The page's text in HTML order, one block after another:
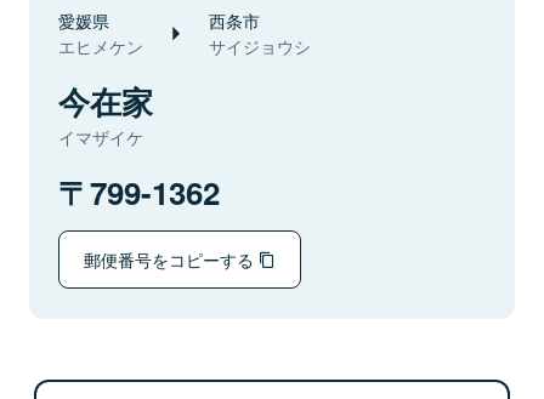
愛媛県
エヒメケン
西条市
サイジョウシ
今在家
イマザイケ
799-1362
郵便番号をコピーする